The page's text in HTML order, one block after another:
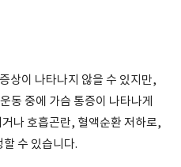
상이 나타나지 않을 수 있지만,
동 중에 가슴 통증이 나타나게
나 호흡곤란, 혈액순환 저하로,
수 있습니다.